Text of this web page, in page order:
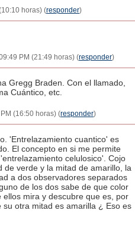
horas) (responder)
PM (21:49 horas) (responder)
Gregg Braden. Con el llamado,
Cuántico, etc.
(16:50 horas) (responder)
'Entrelazamiento cuantico' es
El concepto en si me permite
celulosico'. Cojo
de verde y la mitad de amarillo, la
a dos observadores separados
de los dos sabe de que color
mira y descubre que es, por
otra mitad es amarilla ¿ Eso es